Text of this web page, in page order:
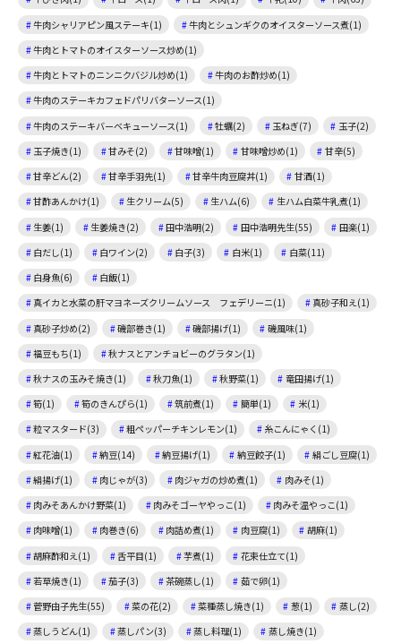
牛肉シャリアピン風ステーキ(1)
牛肉とシュンギクのオイスターソース煮(1)
牛肉とトマトのオイスターソース炒め(1)
牛肉とトマトのニンニクバジル炒め(1)
牛肉のお酢炒め(1)
牛肉のステーキカフェドパリバターソース(1)
牛肉のステーキバーベキューソース(1)
牡蠣(2) 玉ねぎ(7)
玉子(2)
玉子焼き(1)
甘みそ(2) 甘味噌(1) 甘味噌炒め(1)
甘辛(5)
甘辛どん(2)
甘辛手羽先(1) 甘辛牛肉豆腐丼(1)
甘酒(1)
甘酢あんかけ(1)
生クリーム(5) 生ハム(6)
生ハム白菜牛乳煮(1)
生姜(1)
生姜焼き(2) 田中浩明(2) 田中浩明先生(55)
田楽(1)
白だし(1)
白ワイン(2) 白子(3) 白米(1)
白菜(11)
白身魚(6)
白飯(1)
真イカと水菜の肝マヨネーズクリームソース フェデリーニ(1)
真砂子和え(1)
真砂子炒め(2)
磯部巻き(1) 磯部揚げ(1)
磯風味(1)
福豆もち(1)
秋ナスとアンチョビーのグラタン(1)
秋ナスの玉みそ焼き(1)
秋刀魚(1) 秋野菜(1)
竜田揚げ(1)
筍(1)
筍のきんぴら(1) 筑前煮(1) 簡単(1)
米(1)
粒マスタード(3)
粗ペッパーチキンレモン(1)
糸こんにゃく(1)
紅花油(1)
納豆(14) 納豆揚げ(1) 納豆餃子(1)
絹ごし豆腐(1)
絹揚げ(1)
肉じゃが(3) 肉ジャガの炒め煮(1)
肉みそ(1)
肉みそあんかけ野菜(1)
肉みそゴーヤやっこ(1)
肉みそ温やっこ(1)
肉味噌(1)
肉巻き(6) 肉詰め煮(1) 肉豆腐(1)
胡麻(1)
胡麻酢和え(1)
舌平目(1) 芋煮(1)
花束仕立て(1)
若草焼き(1)
茄子(3) 茶碗蒸し(1)
茹で卵(1)
菅野由子先生(55)
菜の花(2) 菜種蒸し焼き(1) 葱(1)
蒸し(2)
蒸しうどん(1)
蒸しパン(3) 蒸し料理(1)
蒸し焼き(1)